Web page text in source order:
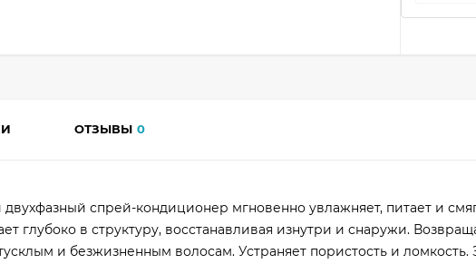
ОТЗЫВЫ 0
спрей-кондиционер мгновенно увлажняет, питает и
глубоко в структуру, восстанавливая изнутри и снаружи.
и безжизненным волосам. Устраняет пористость и